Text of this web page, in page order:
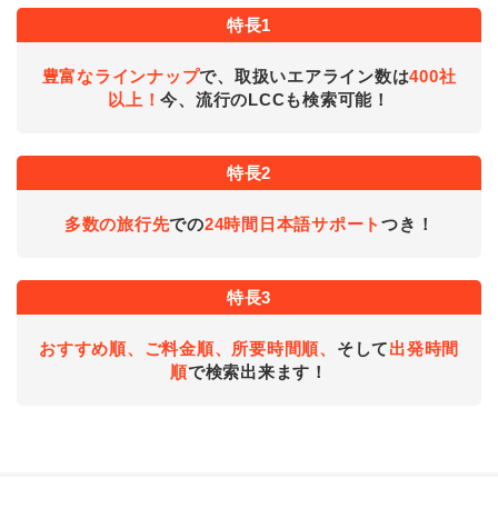
特長1
豊富なラインナップで、取扱いエアライン数は400社
以上！今、流行のLCCも検索可能！
特長2
多数の旅行先での24時間日本語サポート つき！
特長3
おすすめ順、ご料金順、所要時間順、 そして出発時間
順で検索出来ます！